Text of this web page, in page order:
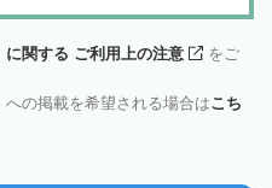
に関する ご利用上の注意
をご
への掲載を希望される場合はこち